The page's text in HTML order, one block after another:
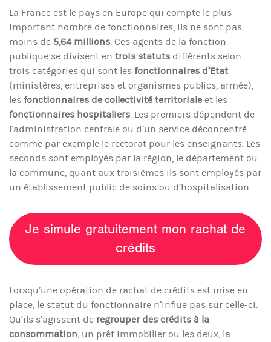
La France est le pays en Europe qui compte le plus
important nombre de fonctionnaires, ils ne sont pas
moins de 5,64 millions. Ces agents de la fonction
publique se divisent en trois statuts différents selon
trois catégories qui sont les fonctionnaires d’Etat
(ministères, entreprises et organismes publics, armée),
les fonctionnaires de collectivité territoriale et les
fonctionnaires hospitaliers. Les premiers dépendent de
l’administration centrale ou d’un service déconcentré
comme par exemple le rectorat pour les enseignants. Les
seconds sont employés par la région, le département ou
la commune, quant aux troisièmes ils sont employés par
un établissement public de soins ou d’hospitalisation.
Je simule gratuitement mon rachat de
crédits
Lorsqu’une opération de rachat de crédits est mise en
place, le statut du fonctionnaire n’influe pas sur celle-ci.
Qu’ils s’agissent de regrouper des crédits à la
consommation, un prêt immobilier ou les deux, la